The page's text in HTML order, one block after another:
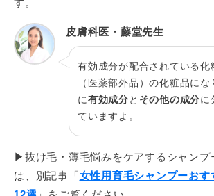
す。
皮膚科医・藤堂先生
有効成分が配合されている化
（医薬部外品）の化粧品に
に有効成分と その他の成分に
ていますよ。
▶抜け毛・薄毛悩みをケアするシャンプ
は、別記事「女性用育毛シャンプーおす